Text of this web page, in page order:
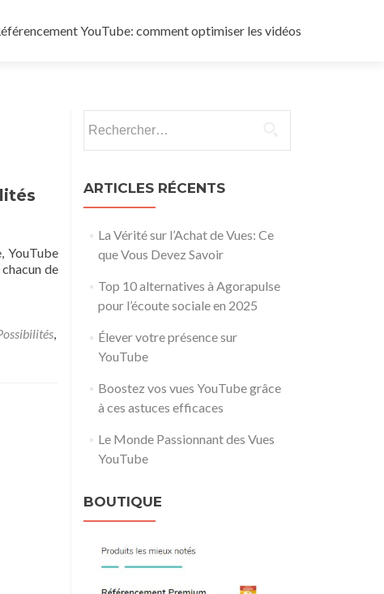
YouTube: comment optimiser les vidéos
YouTube
de
,
ARTICLES RÉCENTS
La Vérité sur l’Achat de Vues: Ce
que Vous Devez Savoir
Top 10 alternatives à Agorapulse
pour l’écoute sociale en 2025
Élever votre présence sur
YouTube
Boostez vos vues YouTube grâce
à ces astuces efficaces
Le Monde Passionnant des Vues
YouTube
BOUTIQUE